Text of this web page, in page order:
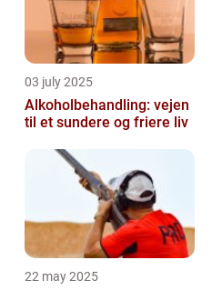
03 july 2025
Alkoholbehandling: vejen
til et sundere og friere liv
22 may 2025